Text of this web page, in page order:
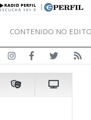
|
CONTENIDO NO